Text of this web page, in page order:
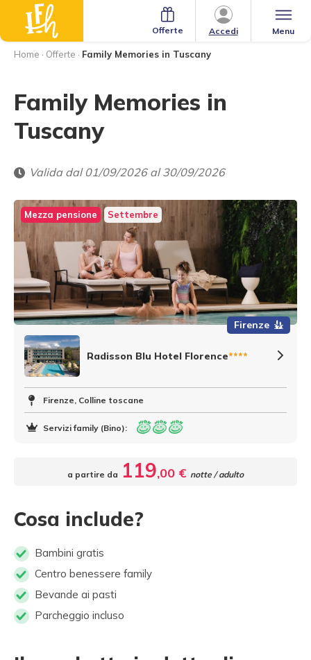
Menu
Accedi
Offerte
Home · Offerte · Family Memories in Tuscany
Family Memories in
Tuscany
Valida dal 01/09/2026 al 30/09/2026
Mezza pensione Settembre
Firenze
Radisson Blu Hotel Florence****
Firenze, Colline toscane
Servizi family (Bino):
Cosa include?
Bambini gratis
Centro benessere family
Bevande ai pasti
Parcheggio incluso
a partire da 119,00 € notte / adulto